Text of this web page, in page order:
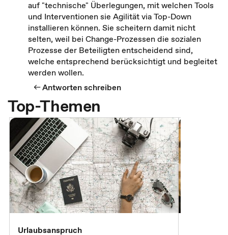
auf "technische" Überlegungen, mit welchen Tools
und Interventionen sie Agilität via Top-Down
installieren können. Sie scheitern damit nicht
selten, weil bei Change-Prozessen die sozialen
Prozesse der Beteiligten entscheidend sind,
welche entsprechend berücksichtigt und begleitet
werden wollen.
Antworten schreiben
Top-Themen
Urlaubsanspruch